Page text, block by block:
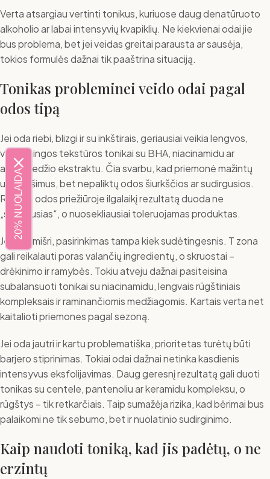
Verta atsargiau vertinti tonikus, kuriuose daug denatūruoto
alkoholio ar labai intensyvių kvapiklių. Ne kiekvienai odai jie
bus problema, bet jei veidas greitai parausta ar sausėja,
tokios formulės dažnai tik paaštrina situaciją.
Tonikas probleminei veido odai pagal
odos tipą
Jei oda riebi, blizgi ir su inkštirais, geriausiai veikia lengvos,
vandeningos tekstūros tonikai su BHA, niacinamidu ar
arbatmedžio ekstraktu. Čia svarbu, kad priemonė mažintų
užsikimšimus, bet nepaliktų odos šiurkščios ar sudirgusios.
Riebios odos priežiūroje ilgalaikį rezultatą duoda ne
„stipriausias“, o nuosekliausiai toleruojamas produktas.
Jei oda mišri, pasirinkimas tampa kiek sudėtingesnis. T zona
gali reikalauti poras valančių ingredientų, o skruostai –
drėkinimo ir ramybės. Tokiu atveju dažnai pasiteisina
subalansuoti tonikai su niacinamidu, lengvais rūgštiniais
kompleksais ir raminančiomis medžiagomis. Kartais verta net
kaitalioti priemones pagal sezoną.
Jei oda jautri ir kartu problematiška, prioritetas turėtų būti
barjero stiprinimas. Tokiai odai dažnai netinka kasdienis
intensyvus eksfolijavimas. Daug geresnį rezultatą gali duoti
tonikas su centele, pantenoliu ar keramidu kompleksu, o
rūgštys – tik retkarčiais. Taip sumažėja rizika, kad bėrimai bus
palaikomi ne tik sebumo, bet ir nuolatinio sudirginimo.
Kaip naudoti toniką, kad jis padėtų, o ne
erzintų
20% NUOLAIDA